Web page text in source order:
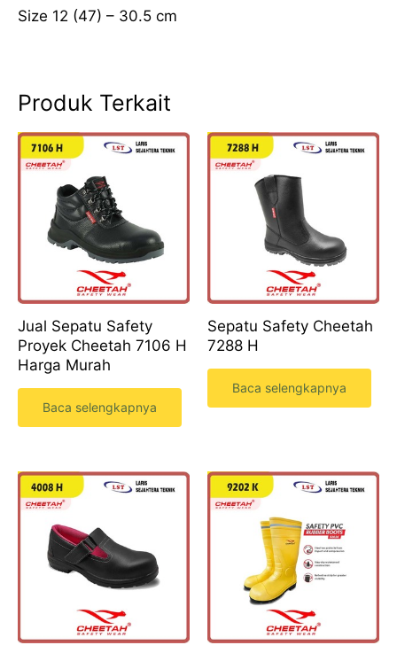
Size 12 (47) – 30.5 cm
Produk Terkait
Jual Sepatu Safety
Proyek Cheetah 7106 H
Harga Murah
Baca selengkapnya
Sepatu Safety Cheetah
7288 H
Baca selengkapnya